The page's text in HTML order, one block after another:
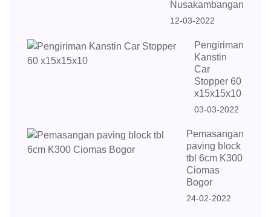
Nusakambangan
12-03-2022
Pengiriman
Kanstin
Car
Stopper 60
x15x15x10
03-03-2022
Pemasangan
paving block
tbl 6cm K300
Ciomas
Bogor
24-02-2022